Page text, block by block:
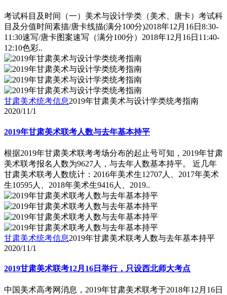
考试科目及时间（一）美术与设计学类（美术、唐卡）考试科
目及分值时间素描/唐卡线描(满分100分)2018年12月16日8:30-
11:30速写/唐卡图案速写（满分100分）2018年12月16日11:40-
12:10色彩..
甘肃美术统考信息2019年甘肃美术与设计学类统考指南
2020/11/1
2019年甘肃美术联考人数与去年基本持平
根据2019年甘肃美术联考考场分布的起止号可知，2019年甘肃
美术联考报名人数为9627人，与去年人数基本持平。 近几年
甘肃美术联考人数统计：2016年美术生12707人、2017年美术
生10595人、2018年美术生9416人、2019..
甘肃美术统考信息2019年甘肃美术联考人数与去年基本持平
2020/11/1
2019甘肃美术联考12月16日举行，只设西北师大考点
中国美术高考网消息，2019年甘肃美术联考于2018年12月16日